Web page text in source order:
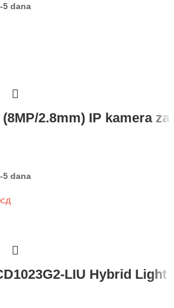
5 dana
2.8mm) IP kamera za
5 dana
LIU Hybrid Light